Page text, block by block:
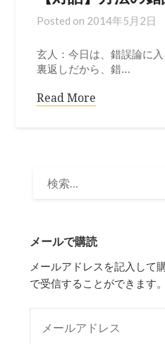
Posted on 2014年5月2日
玄人：今日は、錯誤論に
裏返しだから、錯…
Read More
メールで購読
メールアドレスを記入して
で受信することができます。